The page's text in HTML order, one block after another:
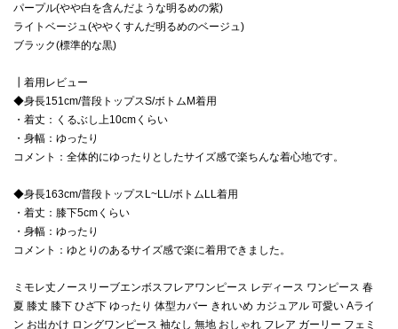
パープル(やや白を含んだような明るめの紫)
ライトベージュ(ややくすんだ明るめのベージュ)
ブラック(標準的な黒)
┃着用レビュー
◆身長151cm/普段トップスS/ボトムM着用
・着丈：くるぶし上10cmくらい
・身幅：ゆったり
コメント：全体的にゆったりとしたサイズ感で楽ちんな着心地です。
◆身長163cm/普段トップスL~LL/ボトムLL着用
・着丈：膝下5cmくらい
・身幅：ゆったり
コメント：ゆとりのあるサイズ感で楽に着用できました。
ミモレ丈ノースリーブエンボスフレアワンピース レディース ワンピース 春
夏 膝丈 膝下 ひざ下 ゆったり 体型カバー きれいめ カジュアル 可愛い Aライ
ン お出かけ ロングワンピース 袖なし 無地 おしゃれ フレア ガーリー フェミ